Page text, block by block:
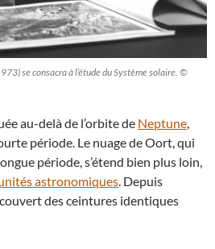
se consacra à l’étude du Système solaire. ©
au-delà de l’orbite de Neptune,
période. Le nuage de Oort, qui
période, s’étend bien plus loin,
astronomiques. Depuis
des ceintures identiques